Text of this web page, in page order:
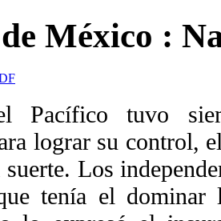
México :
Pacífico tuvo
lograr su control,
Los
tenía el